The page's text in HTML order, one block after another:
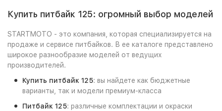
Купить питбайк 125: огромный выбор моделей
STARTMOTO - это компания, которая специализируется на
продаже и сервисе питбайков. В ее каталоге представлено
широкое разнообразие моделей от ведущих
производителей.
Купить питбайк 125: вы найдете как бюджетные
варианты, так и модели премиум-класса
Питбайк 125: различные комплектации и окраски